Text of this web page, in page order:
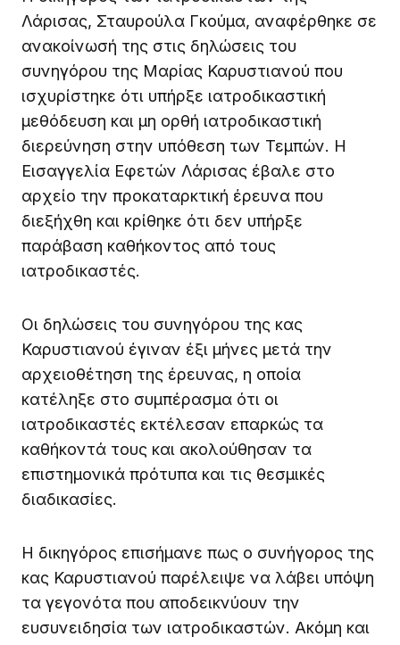
Λάρισας, Σταυρούλα Γκούμα, αναφέρθηκε σε
ανακοίνωσή της στις δηλώσεις του
συνηγόρου της Μαρίας Καρυστιανού που
ισχυρίστηκε ότι υπήρξε ιατροδικαστική
μεθόδευση και μη ορθή ιατροδικαστική
διερεύνηση στην υπόθεση των Τεμπών. Η
Εισαγγελία Εφετών Λάρισας έβαλε στο
αρχείο την προκαταρκτική έρευνα που
διεξήχθη και κρίθηκε ότι δεν υπήρξε
παράβαση καθήκοντος από τους
ιατροδικαστές.
Οι δηλώσεις του συνηγόρου της κας
Καρυστιανού έγιναν έξι μήνες μετά την
αρχειοθέτηση της έρευνας, η οποία
κατέληξε στο συμπέρασμα ότι οι
ιατροδικαστές εκτέλεσαν επαρκώς τα
καθήκοντά τους και ακολούθησαν τα
επιστημονικά πρότυπα και τις θεσμικές
διαδικασίες.
Η δικηγόρος επισήμανε πως ο συνήγορος της
κας Καρυστιανού παρέλειψε να λάβει υπόψη
τα γεγονότα που αποδεικνύουν την
ευσυνειδησία των ιατροδικαστών. Ακόμη και